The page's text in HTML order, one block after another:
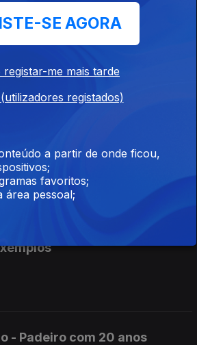
Reserva do Estuário do Sado
Arte Doce - Lagos, Veradora
- Padeiro com 20 anos
SE AGORA
registar-me mais tarde
registados)
a partir de onde ficou,
favoritos;
área pessoal;